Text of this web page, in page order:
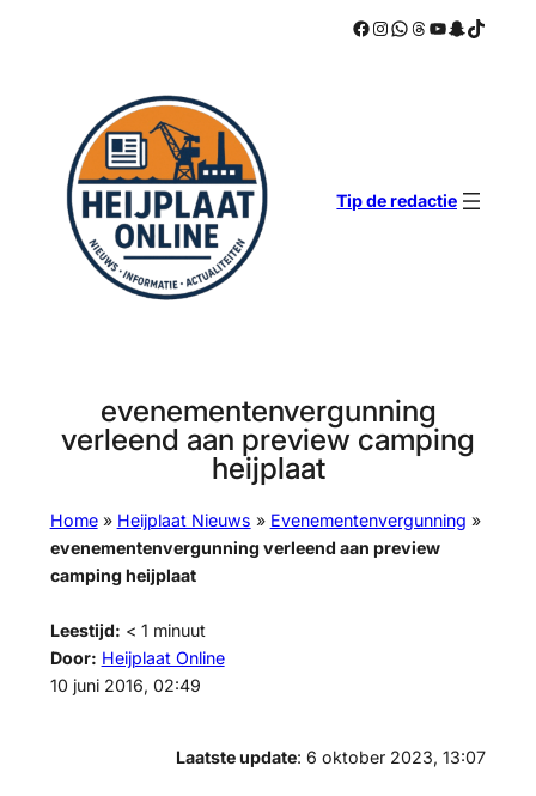
Facebook
Instagram
WhatsApp
Threads
YouTube
Snapchat
TikTok
Tip de redactie
evenementenvergunning
verleend aan preview camping
heijplaat
Home» Heijplaat Nieuws » Evenementenvergunning »
evenementenvergunning verleend aan preview
camping heijplaat
Leestijd: < 1 minuut
Door: Heijplaat Online
10 juni 2016, 02:49
Laatste update: 6 oktober 2023, 13:07